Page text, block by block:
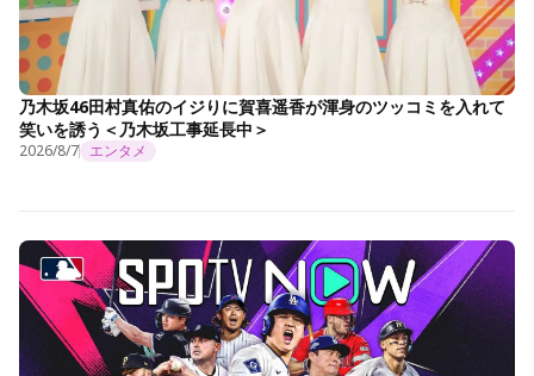
乃木坂46田村真佑のイジりに賀喜遥香が渾身のツッコミを入れて
笑いを誘う＜乃木坂工事延長中＞
2026/8/7 エンタメ